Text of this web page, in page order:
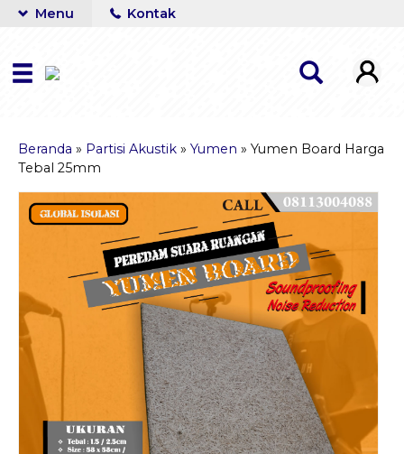
Menu Kontak
Beranda » Partisi Akustik » Yumen » Yumen Board Harga
Tebal 25mm